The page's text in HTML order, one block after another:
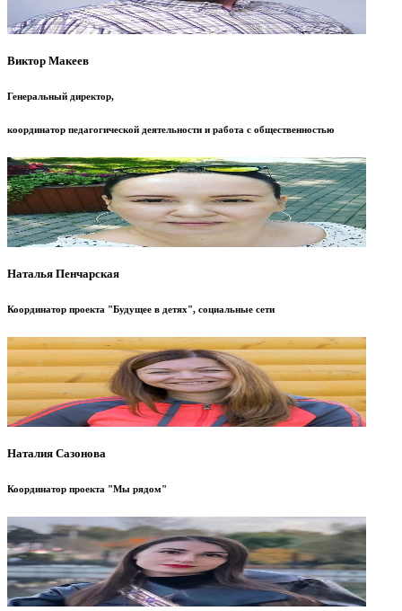
Виктор Макеев
Генеральный директор,
координатор педагогической деятельности и работа с общественностью
Наталья Пенчарская
Координатор проекта "Будущее в детях", социальные сети
Наталия Сазонова
Координатор проекта "Мы рядом"